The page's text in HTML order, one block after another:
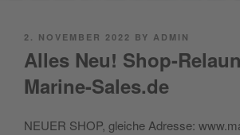
POSTED
ON
2. NOVEMBER 2022 BY ADMIN
Alles Neu! Shop-
Marine-Sales.de
NEUER SHOP, gleiche Adresse: